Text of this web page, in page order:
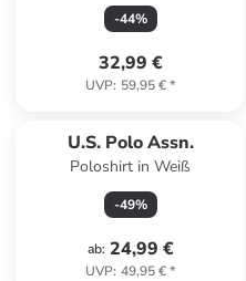
-44%
32,99 €
UVP: 59,95 €*
U.S. Polo Assn.
Poloshirt in Weiß
-49%
ab: 24,99 €
UVP: 49,95 €*